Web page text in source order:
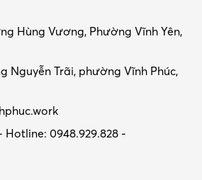
Hùng Vương, Phường Vĩnh Yên,
Nguyễn Trãi, phường Vĩnh Phúc,
Hotline: 0948.929.828 -